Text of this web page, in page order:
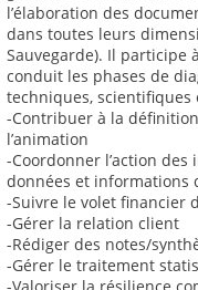
l’élaboration des
dans toutes leurs
Sauvegarde). Il participe
conduit les phases de
techniques,
-Contribuer à la
l’animation
-Coordonner l’action
données et informations
-Suivre le volet financier
-Gérer la relation client
-Rédiger des notes/
-Gérer le traitement